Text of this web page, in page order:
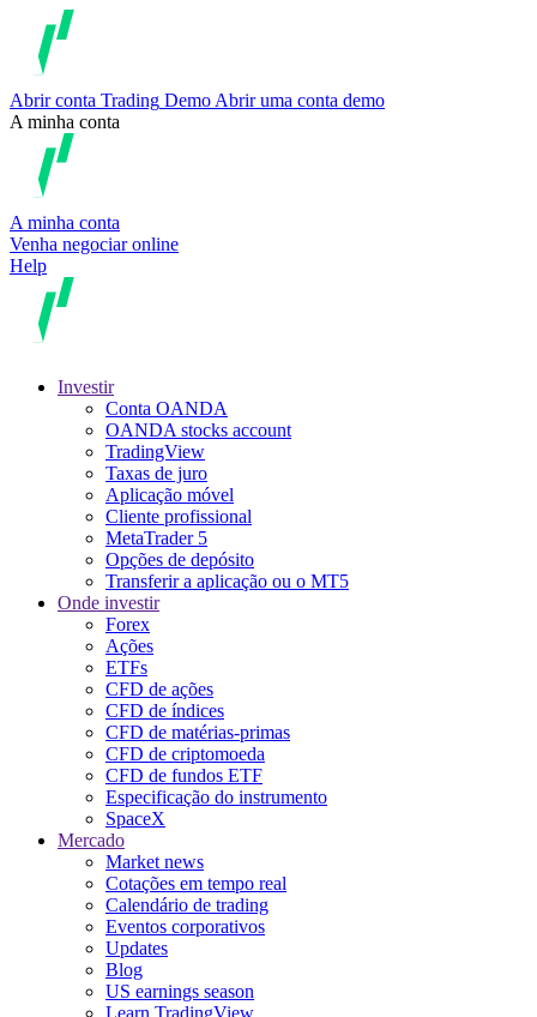
Abrir conta Trading Demo Abrir uma conta demo
A minha conta
A minha conta
Venha negociar online
Help
Investir
Conta OANDA
OANDA stocks account
TradingView
Taxas de juro
Aplicação móvel
Cliente profissional
MetaTrader 5
Opções de depósito
Transferir a aplicação ou o MT5
Onde investir
Forex
Ações
ETFs
CFD de ações
CFD de índices
CFD de matérias-primas
CFD de criptomoeda
CFD de fundos ETF
Especificação do instrumento
SpaceX
Mercado
Market news
Cotações em tempo real
Calendário de trading
Eventos corporativos
Updates
Blog
US earnings season
Learn TradingView